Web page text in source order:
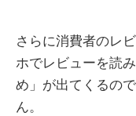
さらに消費者のレ
ホでレビューを読
め」が出てくるの
ん。